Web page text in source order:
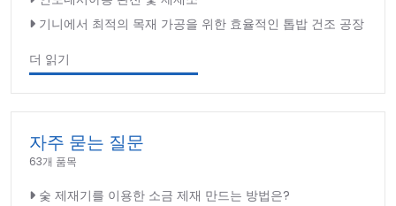
기니에서 최적의 목재 가공을 위한 효율적인 톱밥 건조 공장
더 읽기
자주 묻는 질문
63개 품목
숯 제재기를 이용한 소금 제재 만드는 방법은?